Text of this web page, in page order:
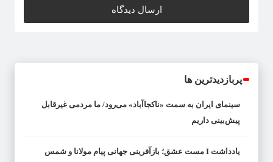
پربازدیدترین ها
سینمای ایران به سمت «ناکجاآباد» می‌رود/ ما مردمی غیرقابل
پیش‌بینی داریم
یادداشت I مست عشق؛ بازآفرینی جهانی پیام مولانا و شمس